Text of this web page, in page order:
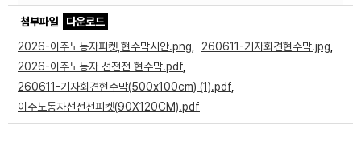
첨부파일
다운로드
2026-이주노동자피켓,현수막시안.png
260611-기자회견현수막.jpg
2026-이주노동자 선전전 현수막.pdf
260611-기자회견현수막(500x100cm) (1).pdf
이주노동자선전전피켓(90X120CM).pdf
문서자료
이미지자료
미디어자료
카드뉴스